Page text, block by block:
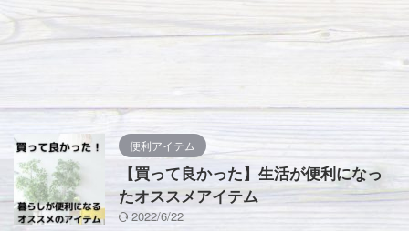
便利アイテム
【買って良かった】生活が便利になっ
たオススメアイテム
2022/6/22